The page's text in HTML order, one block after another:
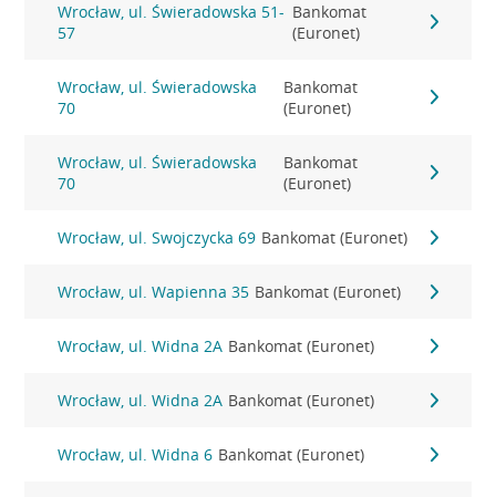
Wrocław, ul. Świeradowska 51-
57
Bankomat
(Euronet)
Wrocław, ul. Świeradowska
70
Bankomat
(Euronet)
Wrocław, ul. Świeradowska
70
Bankomat
(Euronet)
Wrocław, ul. Swojczycka 69 Bankomat (Euronet)
Wrocław, ul. Wapienna 35 Bankomat (Euronet)
Wrocław, ul. Widna 2A Bankomat (Euronet)
Wrocław, ul. Widna 2A Bankomat (Euronet)
Wrocław, ul. Widna 6 Bankomat (Euronet)